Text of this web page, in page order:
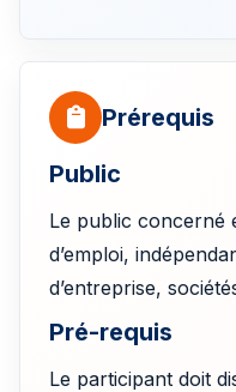
Prérequis
Public
Le public concerné
d’emploi,
d’entreprise,
Pré-requis
Le participant doit